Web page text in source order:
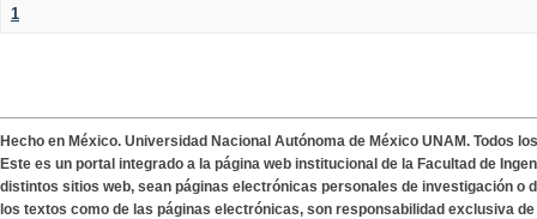
1
Hecho en México. Universidad Nacional Autónoma de México UNAM. Todos
Este es un portal integrado a la página web institucional de la Facultad de
distintos sitios web, sean páginas electrónicas personales de investigación o
los textos como de las páginas electrónicas, son responsabilidad exclusiva